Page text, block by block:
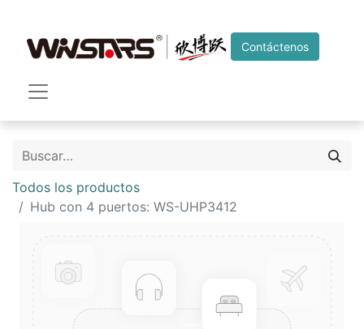
Contáctenos
Todos los productos
Hub con 4 puertos: WS-UHP3412